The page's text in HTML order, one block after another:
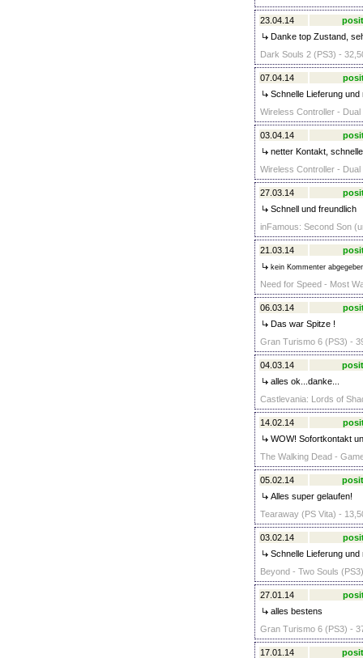
23.04.14
Danke top Zustand,
Dark Souls 2 (PS3) -
07.04.14
Schnelle Lieferung
Wireless Controller -
03.04.14
netter Kontakt,
Wireless Controller -
27.03.14
Schnell und freundlich
inFamous: Second Son
21.03.14
kein Kommenter
Need for Speed - Most
06.03.14
Das war Spitze !
Gran Turismo 6 (PS3) -
04.03.14
alles ok...danke...
Castlevania: Lords of
14.02.14
WOW! Sofortkontakt
The Walking Dead -
05.02.14
Alles super gelaufen!
Tearaway (PS Vita) -
03.02.14
Schnelle Lieferung
Beyond - Two Souls
27.01.14
alles bestens
Gran Turismo 6 (PS3) -
17.01.14